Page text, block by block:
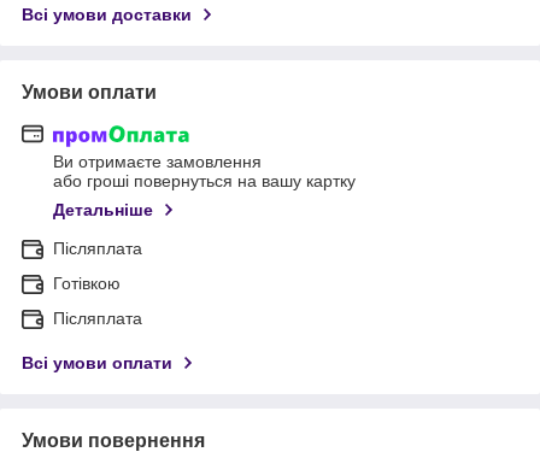
Всі умови доставки
Умови оплати
Ви отримаєте замовлення
або гроші повернуться на вашу картку
Детальніше
Післяплата
Готівкою
Післяплата
Всі умови оплати
Умови повернення